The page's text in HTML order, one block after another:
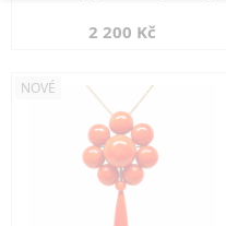
2 200 Kč
NOVÉ